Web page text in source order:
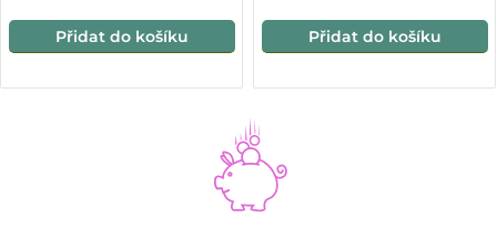
Přidat do košíku Přidat do košíku